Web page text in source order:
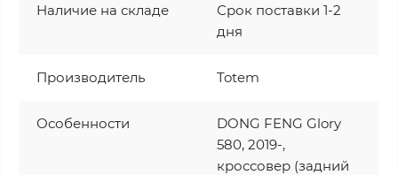
Наличие на складе
Срок поставки 1-2
дня
Производитель Totem
Особенности
DONG FENG Glory
580, 2019-,
кроссовер (задний